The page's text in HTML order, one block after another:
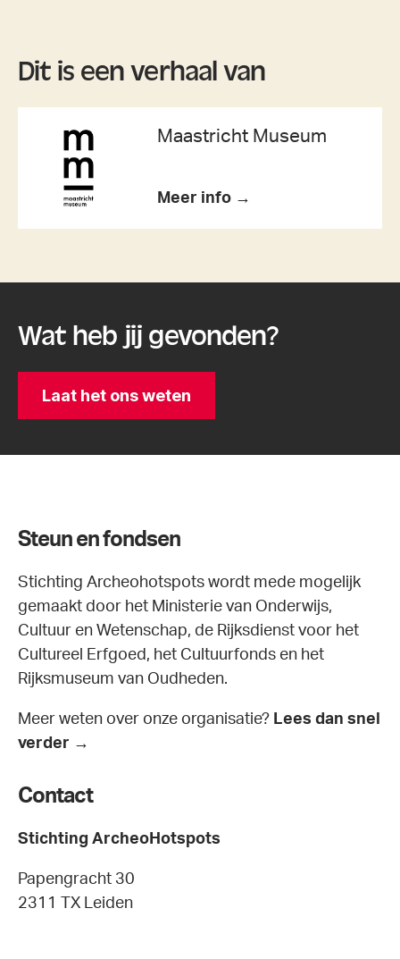
Dit is een verhaal van
Maastricht Museum
Meer info →
Wat heb jij gevonden?
Laat het ons weten
Steun en fondsen
Stichting Archeohotspots wordt mede mogelijk
gemaakt door het Ministerie van Onderwijs,
Cultuur en Wetenschap, de Rijksdienst voor het
Cultureel Erfgoed, het Cultuurfonds en het
Rijksmuseum van Oudheden.
Meer weten over onze organisatie? Lees dan snel
verder →
Contact
Stichting ArcheoHotspots
Papengracht 30
2311 TX Leiden